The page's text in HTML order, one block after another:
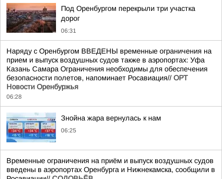
Под Оренбургом перекрыли три участка
дорог
06:31
Наряду с Оренбургом ВВЕДЕНЫ временные ограничения на
прием и выпуск воздушных судов также в аэропортах: Уфа
Казань Самара Ограничения необходимы для обеспечения
безопасности полетов, напоминает Росавиация// ОРТ
Новости Оренбуржья
06:28
Знойна жара вернулась к нам
06:25
Временные ограничения на приём и выпуск воздушных судов
введены в аэропортах Оренбурга и Нижнекамска, сообщили в